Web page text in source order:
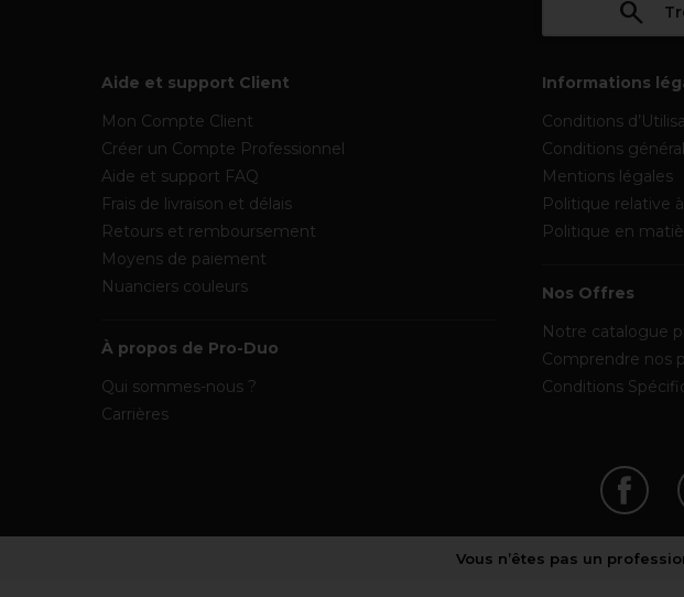
Aide et support Client
Mon Compte Client
Créer un Compte Professionnel
Aide et support FAQ
Frais de livraison et délais
Retours et remboursement
Moyens de paiement
Nuanciers couleurs
À propos de Pro-Duo
Qui sommes-nous ?
Carrières
Informations
Conditions
Conditions
Mentions légales
Politique relative
Politique en
Nos Offres
Notre catalogue
Comprendre nos
Conditions
Vous n’êtes pas un